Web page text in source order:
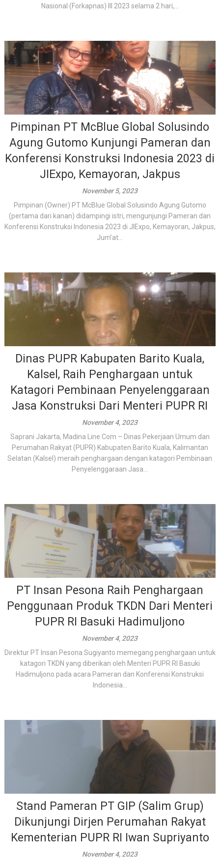
Nasional (Forkapnas) III 2023 selama 2 hari,...
Pimpinan PT McBlue Global Solusindo
Agung Gutomo Kunjungi Pameran dan
Konferensi Konstruksi Indonesia 2023 di
JIExpo, Kemayoran, Jakpus
November 5, 2023
Pimpinan (Owner) PT McBlue Global Solusindo Agung Gutomo
(pertama dari kanan) didampingi istri, mengunjungi Pameran dan
Konferensi Konstruksi Indonesia 2023 di JIExpo, Kemayoran, Jakpus,
Jum’at...
Dinas PUPR Kabupaten Barito Kuala,
Kalsel, Raih Penghargaan untuk
Katagori Pembinaan Penyelenggaraan
Jasa Konstruksi Dari Menteri PUPR RI
November 4, 2023
Saprani Jakarta, Madina Line.Com – Dinas Pekerjaan Umum dan
Perumahan Rakyat (PUPR) Kabupaten Barito Kuala, Kalimantan
Selatan (Kalsel) meraih penghargaan dengan katagori Pembinaan
Penyelenggaraan Jasa...
PT Insan Pesona Raih Penghargaan
Penggunaan Produk TKDN Dari Menteri
PUPR RI Basuki Hadimuljono
November 4, 2023
Direktur PT Insan Pesona Sugiyanto memegang penghargaan untuk
katagori TKDN yang diberikan oleh Menteri PUPR RI Basuki
Hadimuljono pada acara Pameran dan Konferensi Konstruksi
Indonesia...
Stand Pameran PT GIP (Salim Grup)
Dikunjungi Dirjen Perumahan Rakyat
Kementerian PUPR RI Iwan Supriyanto
November 4, 2023